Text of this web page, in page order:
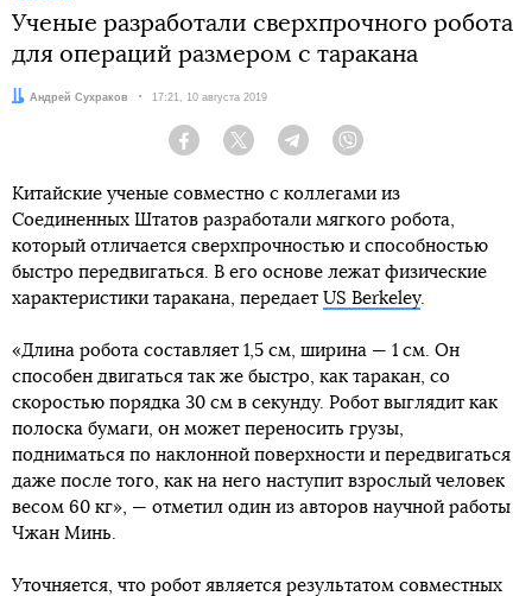
Ученые разработали сверхпрочного робота
для операций размером с таракана
Автор:
Андрей Сухраков Дата:
17:21, 10 августа 2019
Facebook Twitter Telegram
Китайские ученые совместно с коллегами из
Соединенных Штатов разработали мягкого робота,
который отличается сверхпрочностью и способностью
быстро передвигаться. В его основе лежат физические
характеристики таракана, передает US Berkeley.
«Длина робота составляет 1,5 см, ширина — 1 см. Он
способен двигаться так же быстро, как таракан, со
скоростью порядка 30 см в секунду. Робот выглядит как
полоска бумаги, он может переносить грузы,
подниматься по наклонной поверхности и передвигаться
даже после того, как на него наступит взрослый человек
весом 60 кг», — отметил один из авторов научной работы
Чжан Минь.
Уточняется, что робот является результатом совместных